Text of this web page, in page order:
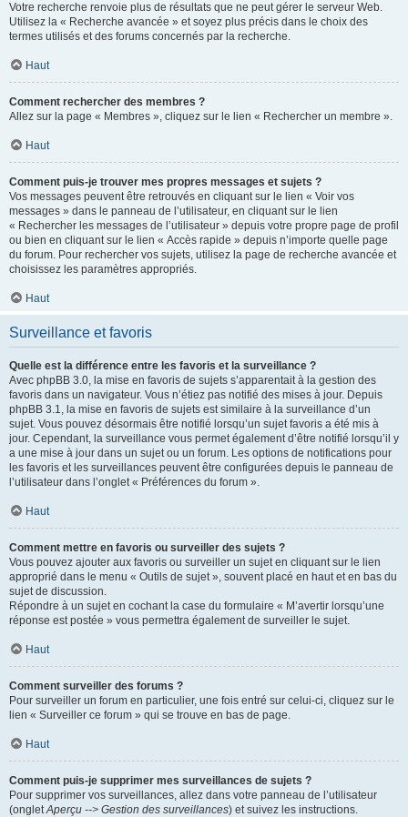
Votre recherche renvoie plus de résultats que ne peut gérer le serveur Web.
Utilisez la « Recherche avancée » et soyez plus précis dans le choix des
termes utilisés et des forums concernés par la recherche.
Haut
Comment rechercher des membres ?
Allez sur la page « Membres », cliquez sur le lien « Rechercher un membre ».
Haut
Comment puis-je trouver mes propres messages et sujets ?
Vos messages peuvent être retrouvés en cliquant sur le lien « Voir vos
messages » dans le panneau de l’utilisateur, en cliquant sur le lien
« Rechercher les messages de l’utilisateur » depuis votre propre page de profil
ou bien en cliquant sur le lien « Accès rapide » depuis n’importe quelle page
du forum. Pour rechercher vos sujets, utilisez la page de recherche avancée et
choisissez les paramètres appropriés.
Haut
Surveillance et favoris
Quelle est la différence entre les favoris et la surveillance ?
Avec phpBB 3.0, la mise en favoris de sujets s’apparentait à la gestion des
favoris dans un navigateur. Vous n’étiez pas notifié des mises à jour. Depuis
phpBB 3.1, la mise en favoris de sujets est similaire à la surveillance d’un
sujet. Vous pouvez désormais être notifié lorsqu’un sujet favoris a été mis à
jour. Cependant, la surveillance vous permet également d’être notifié lorsqu’il y
a une mise à jour dans un sujet ou un forum. Les options de notifications pour
les favoris et les surveillances peuvent être configurées depuis le panneau de
l’utilisateur dans l’onglet « Préférences du forum ».
Haut
Comment mettre en favoris ou surveiller des sujets ?
Vous pouvez ajouter aux favoris ou surveiller un sujet en cliquant sur le lien
approprié dans le menu « Outils de sujet », souvent placé en haut et en bas du
sujet de discussion.
Répondre à un sujet en cochant la case du formulaire « M’avertir lorsqu’une
réponse est postée » vous permettra également de surveiller le sujet.
Haut
Comment surveiller des forums ?
Pour surveiller un forum en particulier, une fois entré sur celui-ci, cliquez sur le
lien « Surveiller ce forum » qui se trouve en bas de page.
Haut
Comment puis-je supprimer mes surveillances de sujets ?
Pour supprimer vos surveillances, allez dans votre panneau de l’utilisateur
(ongletAperçu --> Gestion des surveillances) et suivez les instructions.